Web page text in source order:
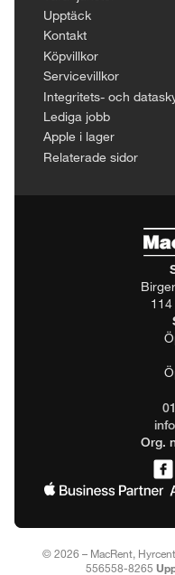
Upptäck
Kontakt
Köpvillkor
Servicevillkor
Integritets- och
Lediga jobb
Apple i lager
Relaterade sidor
Org.
© 2026 – MacRent,
556558-8265